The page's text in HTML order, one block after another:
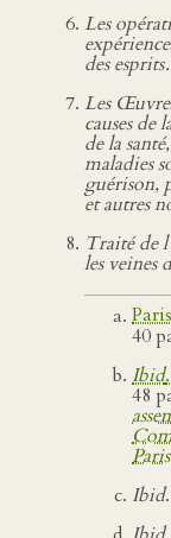
Les
des
Les
causes de
de la
maladies
guérison,
et autres
Traité de
les veines
40
Ibid
48
Paris
Ibid